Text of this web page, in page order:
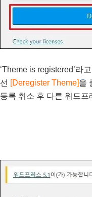
‘Theme is registered’라
선 [Deregister Theme]을
등록 취소 후 다른 워드